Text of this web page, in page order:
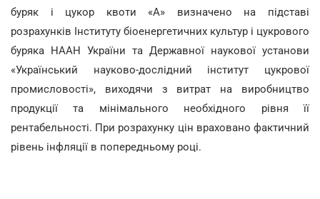
буряк і цукор квоти «А» визначено на підставі
розрахунків Інституту біоенергетичних культур і цукрового
буряка НААН України та Державної наукової установи
«Український науково-дослідний інститут цукрової
промисловості», виходячи з витрат на виробництво
продукції та мінімального необхідного рівня її
рентабельності. При розрахунку цін враховано фактичний
рівень інфляції в попередньому році.